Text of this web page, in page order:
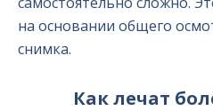
на основании общего
снимка.
Как лечат